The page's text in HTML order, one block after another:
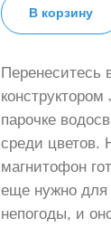
В корзину
Перенеситесь
парочке
среди цветов.
магнитофон
еще нужно для
непогоды, и